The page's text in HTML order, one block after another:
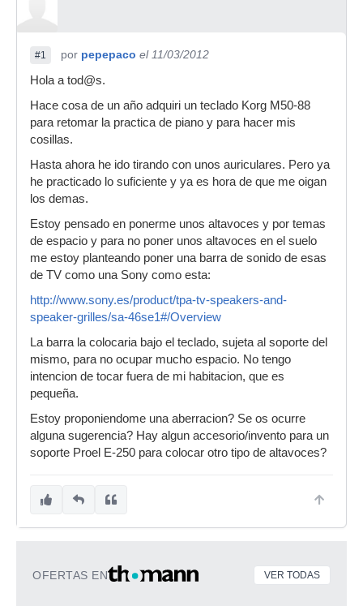
#1 por pepepaco el 11/03/2012
Hola a tod@s.
Hace cosa de un año adquiri un teclado Korg M50-88
para retomar la practica de piano y para hacer mis
cosillas.
Hasta ahora he ido tirando con unos auriculares. Pero ya
he practicado lo suficiente y ya es hora de que me oigan
los demas.
Estoy pensado en ponerme unos altavoces y por temas
de espacio y para no poner unos altavoces en el suelo
me estoy planteando poner una barra de sonido de esas
de TV como una Sony como esta:
http://www.sony.es/product/tpa-tv-speakers-and-
speaker-grilles/sa-46se1#/Overview
La barra la colocaria bajo el teclado, sujeta al soporte del
mismo, para no ocupar mucho espacio. No tengo
intencion de tocar fuera de mi habitacion, que es
pequeña.
Estoy proponiendome una aberracion? Se os ocurre
alguna sugerencia? Hay algun accesorio/invento para un
soporte Proel E-250 para colocar otro tipo de altavoces?
OFERTAS EN VER TODAS